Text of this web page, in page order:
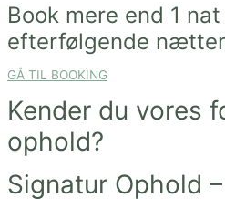
Book mere end 1
efterfølgende
GÅ TIL BOOKING
Kender du vores
ophold?
Signatur Ophold